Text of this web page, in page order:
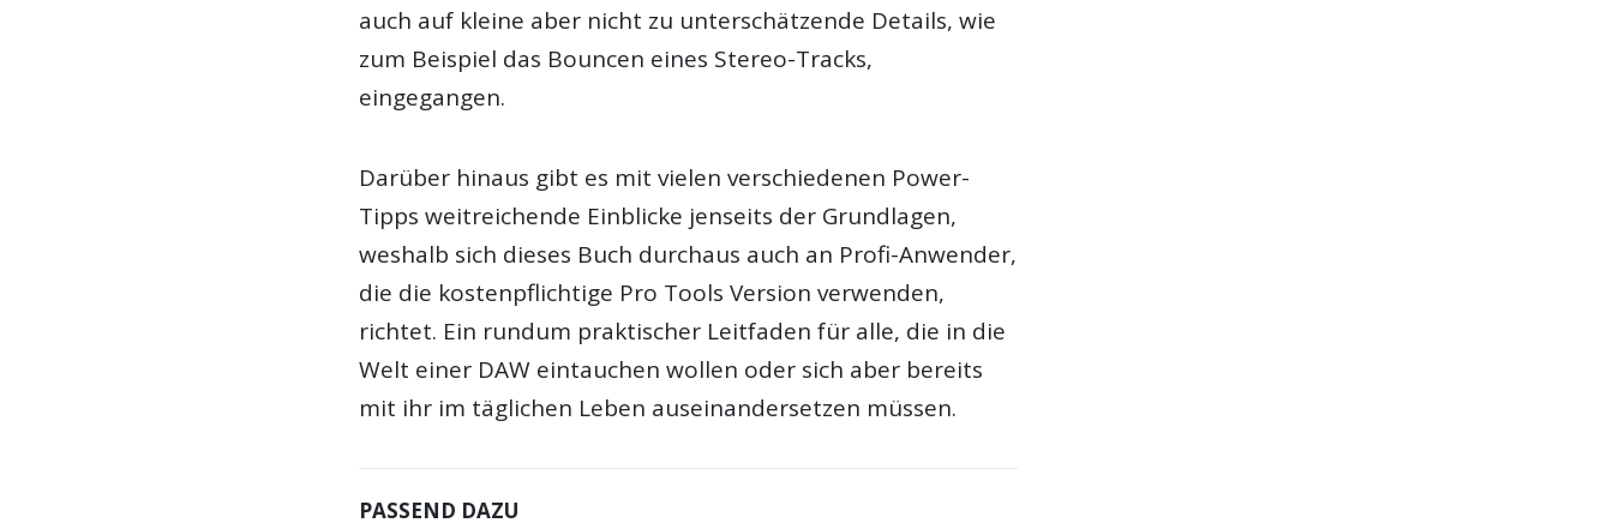
auch auf kleine aber nicht zu unterschätzende Details, wie
zum Beispiel das Bouncen eines Stereo-Tracks,
eingegangen.
Darüber hinaus gibt es mit vielen verschiedenen Power-
Tipps weitreichende Einblicke jenseits der Grundlagen,
weshalb sich dieses Buch durchaus auch an Profi-Anwender,
die die kostenpflichtige Pro Tools Version verwenden,
richtet. Ein rundum praktischer Leitfaden für alle, die in die
Welt einer DAW eintauchen wollen oder sich aber bereits
mit ihr im täglichen Leben auseinandersetzen müssen.
PASSEND DAZU